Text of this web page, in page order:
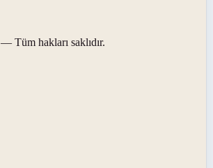
— Tüm hakları saklıdır.